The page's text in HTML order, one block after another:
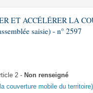
ET ACCÉLÉRER LA
saisie) - n° 2597
2 - Non renseigné
couverture mobile du territoire)